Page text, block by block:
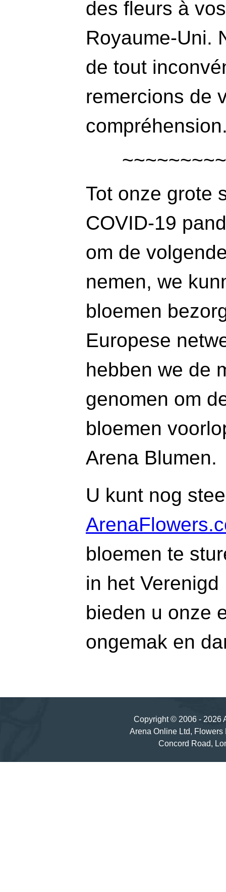
des fleurs à
Royaume-Uni.
de tout
remercions de
Tot onze grote
COVID-19
om de
nemen, we
bloemen
Europese
hebben we de
genomen om
bloemen
Arena Blumen.
U kunt nog
bloemen te
in het
bieden u onze
ongemak en
Copyright © 2006 - 2026
Arena Online Ltd,
Concord Road,